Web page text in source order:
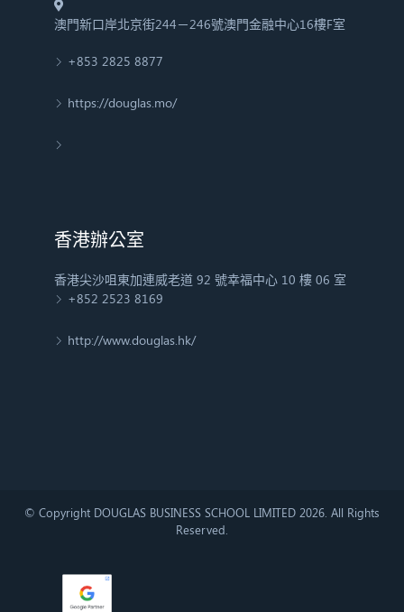
澳門新口岸北京街244－246號澳門金融中心16樓F室
+853 2825 8877
https://douglas.mo/
香港辦公室
香港尖沙咀東加連威老道 92 號幸福中心 10 樓 06 室
+852 2523 8169
http://www.douglas.hk/
© Copyright DOUGLAS BUSINESS SCHOOL LIMITED 2026. All Rights
Reserved.